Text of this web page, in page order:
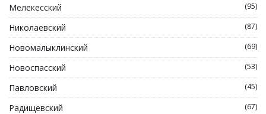
Мелекесский (95)
Николаевский (87)
Новомалыклинский (69)
Новоспасский (53)
Павловский (45)
Радищевский (67)